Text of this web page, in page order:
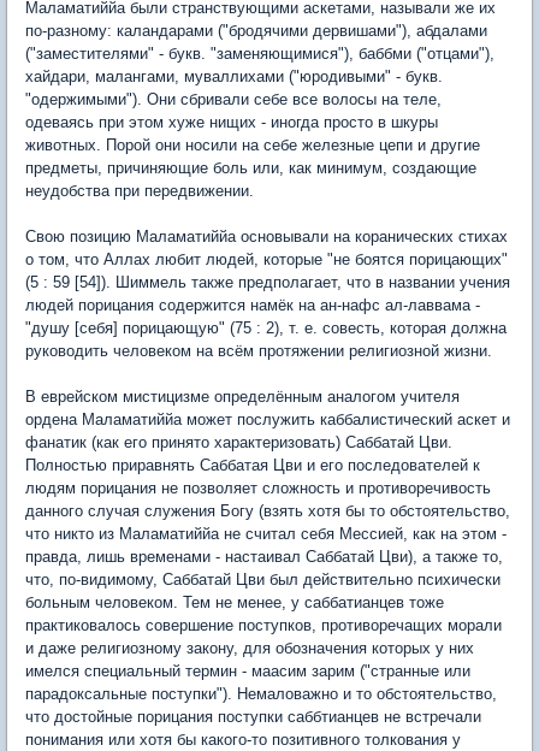
Маламатиййа были странствующими аскетами, называли же их
по-разному: каландарами ("бродячими дервишами"), абдалами
("заместителями" - букв. "заменяющимися"), баббми ("отцами"),
хайдари, малангами, муваллихами ("юродивыми" - букв.
"одержимыми"). Они сбривали себе все волосы на теле,
одеваясь при этом хуже нищих - иногда просто в шкуры
животных. Порой они носили на себе железные цепи и другие
предметы, причиняющие боль или, как минимум, создающие
неудобства при передвижении.
Свою позицию Маламатиййа основывали на коранических стихах
о том, что Аллах любит людей, которые "не боятся порицающих"
(5 : 59 [54]). Шиммель также предполагает, что в названии учения
людей порицания содержится намёк на ан-нафс ал-лаввама -
"душу [себя] порицающую" (75 : 2), т. е. совесть, которая должна
руководить человеком на всём протяжении религиозной жизни.
В еврейском мистицизме определённым аналогом учителя
ордена Маламатиййа может послужить каббалистический аскет и
фанатик (как его принято характеризовать) Саббатай Цви.
Полностью приравнять Саббатая Цви и его последователей к
людям порицания не позволяет сложность и противоречивость
данного случая служения Богу (взять хотя бы то обстоятельство,
что никто из Маламатиййа не считал себя Мессией, как на этом -
правда, лишь временами - настаивал Саббатай Цви), а также то,
что, по-видимому, Саббатай Цви был действительно психически
больным человеком. Тем не менее, у саббатианцев тоже
практиковалось совершение поступков, противоречащих морали
и даже религиозному закону, для обозначения которых у них
имелся специальный термин - маасим зарим ("странные или
парадоксальные поступки"). Немаловажно и то обстоятельство,
что достойные порицания поступки саббтианцев не встречали
понимания или хотя бы какого-то позитивного толкования у